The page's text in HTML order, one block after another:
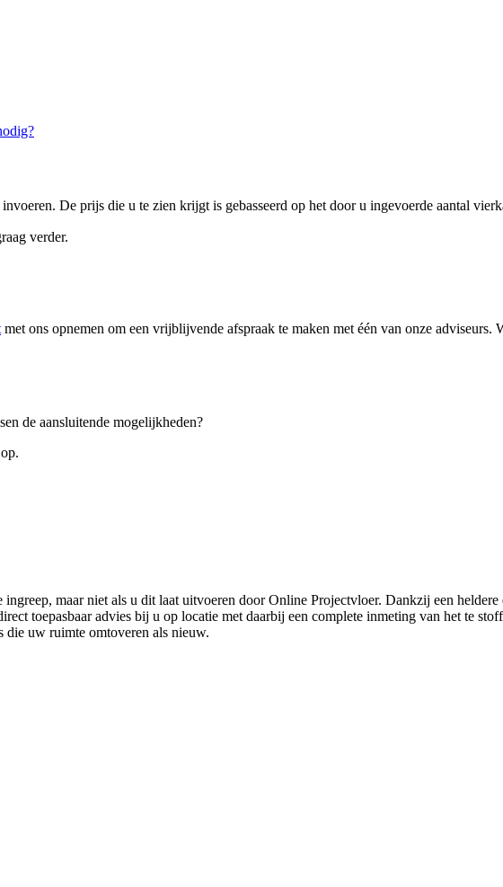
invoeren. De prijs die u te zien krijgt is gebasseerd op het door u ingevoerde aantal
verder.
met ons opnemen om een vrijblijvende afspraak te maken met één van onze
de aansluitende mogelijkheden?
maar niet als u dit laat uitvoeren door Online Projectvloer. Dankzij een
toepasbaar advies bij u op locatie met daarbij een complete inmeting van het te
die uw ruimte omtoveren als nieuw.